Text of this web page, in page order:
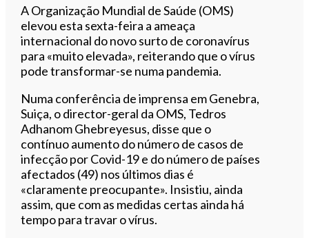
Ouvir este artigo
A Organização Mundial de Saúde (OMS)
elevou esta sexta-feira a ameaça
internacional do novo surto de coronavírus
para «muito elevada», reiterando que o vírus
pode transformar-se numa pandemia.
Numa conferência de imprensa em Genebra,
Suiça, o director-geral da OMS, Tedros
Adhanom Ghebreyesus, disse que o
contínuo aumento do número de casos de
infecção por Covid-19 e do número de países
afectados (49) nos últimos dias é
«claramente preocupante». Insistiu, ainda
assim, que com as medidas certas ainda há
tempo para travar o vírus.